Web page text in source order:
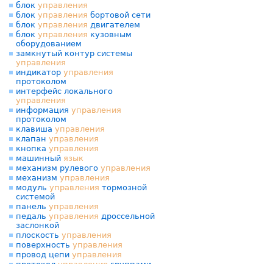
блок управления
блок управления бортовой сети
блок управления двигателем
блок управления кузовным
оборудованием
замкнутый контур системы
управления
индикатор управления
протоколом
интерфейс локального
управления
информация управления
протоколом
клавиша управления
клапан управления
кнопка управления
машинный язык
механизм рулевого управления
механизм управления
модуль управления тормозной
системой
панель управления
педаль управления дроссельной
заслонкой
плоскость управления
поверхность управления
провод цепи управления